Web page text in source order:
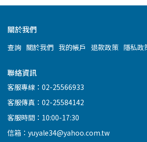
關於我們
查詢 關於我們 我的帳戶 退款政策 隱私政
聯絡資訊
客服專線：02-25566933
客服傳真：02-25584142
客服時間：10:00-17:30
信箱：yuyale34@yahoo.com.tw